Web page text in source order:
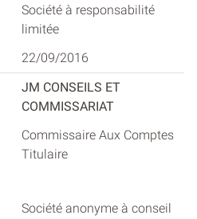
Société à responsabilité
limitée
22/09/2016
JM CONSEILS ET
COMMISSARIAT
Commissaire Aux Comptes
Titulaire
Société anonyme à conseil